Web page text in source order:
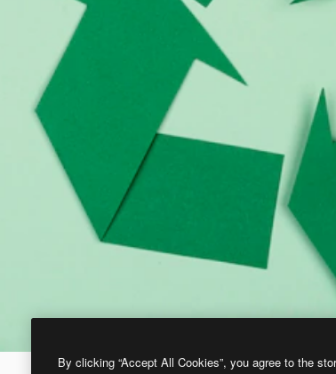
By clicking “Accept All Cookies”, you agree to the